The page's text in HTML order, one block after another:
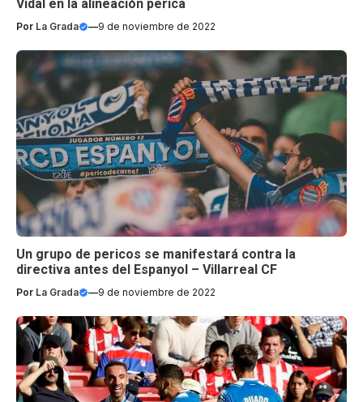
Vidal en la alineación perica
Por La Grada —9 de noviembre de 2022
Un grupo de pericos se manifestará contra la
directiva antes del Espanyol – Villarreal CF
Por La Grada —9 de noviembre de 2022